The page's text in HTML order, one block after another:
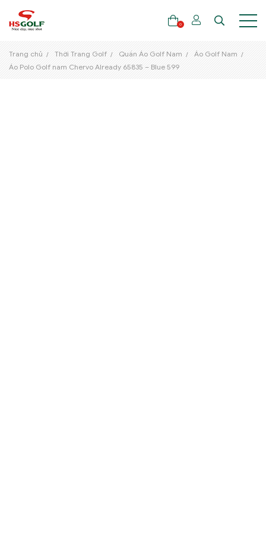
0
Trang chủ Thời Trang Golf Quần Áo Golf Nam
Áo Golf Nam
Áo Polo Golf nam Chervo Already 65835 – Blue 599